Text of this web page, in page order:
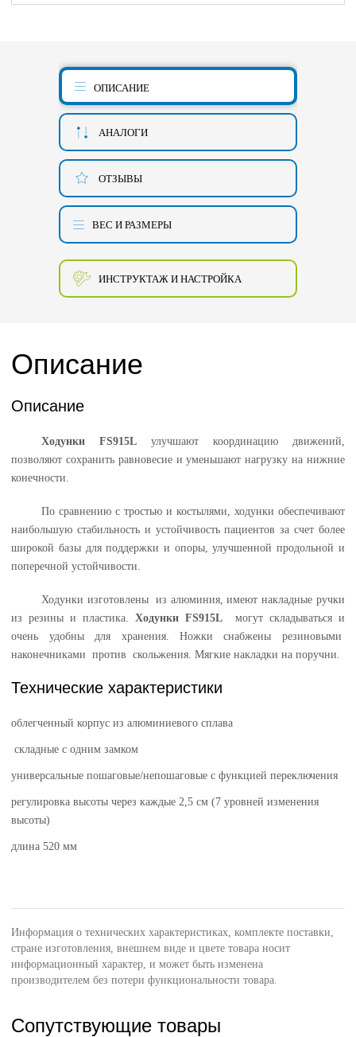
ОПИСАНИЕ
АНАЛОГИ
ОТЗЫВЫ
ВЕС И РАЗМЕРЫ
ИНСТРУКТАЖ И НАСТРОЙКА
Описание
Описание
ХодункиFS915L
улучшают координацию движений,
позволяют сохранить равновесие и уменьшают нагрузку на нижние
конечности.
По сравнению с тростью и костылями, ходунки обеспечивают
наибольшую стабильность и устойчивость пациентов за счет более
широкой базы для поддержки и опоры, улучшенной продольной и
поперечной устойчивости.
Ходунки изготовлены из алюминия, имеют накладные ручки
из резины и пластика.Ходунки FS915L
могут складываться и
очень удобны для хранения. Ножки снабжены резиновыми
наконечниками против скольжения. Мягкие накладки на поручни.
Технические характеристики
облегченный корпус из алюминиевого сплава
складные с одним замком
универсальные пошаговые/непошаговые с функцией переключения
регулировка высоты через каждые 2,5 см (7 уровней изменения
высоты)
длина 520 мм
Информация о технических характеристиках, комплекте поставки,
стране изготовления, внешнем виде и цвете товара носит
информационный характер, и может быть изменена
производителем без потери функциональности товара.
Сопутствующие товары